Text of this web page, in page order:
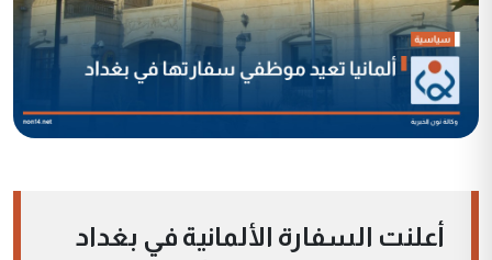
أعلنت السفارة الألمانية في بغداد